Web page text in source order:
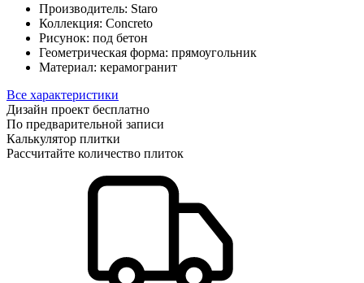
Производитель: Staro
Коллекция: Concreto
Рисунок: под бетон
Геометрическая форма: прямоугольник
Материал: керамогранит
Все характеристики
Дизайн проект бесплатно
По предварительной записи
Калькулятор плитки
Рассчитайте количество плиток